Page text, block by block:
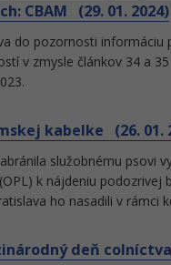
CBAM (29. 01. 2024)
do pozornosti
v zmysle článkov 34 a
kabelke (26. 01.
služobnému psovi
k nájdeniu podozrivej
ho nasadili v rámci
deň